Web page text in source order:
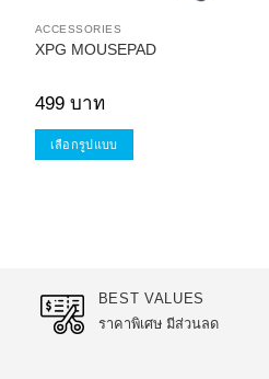
ACCESSORIES
XPG MOUSEPAD
499 บาท
เลือกรูปแบบ
options
may
BEST VALUES
ราคาพิเศษ มีส่วนลด